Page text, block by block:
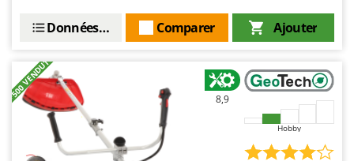
Ajouter
Comparer
Données techniques
+500 VENDUTI 8,9
Hobby